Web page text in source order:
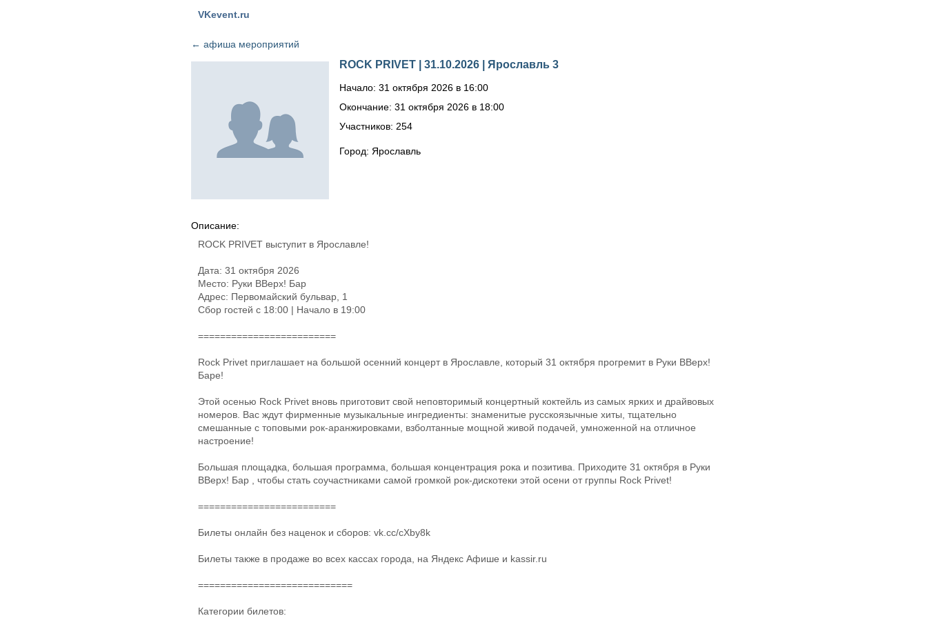
VKevent.ru
← афиша мероприятий
ROCK PRIVET | 31.10.2026 | Ярославль 3
Начало: 31 октября 2026 в 16:00
Окончание: 31 октября 2026 в 18:00
Участников: 254
Город: Ярославль
Описание:
ROCK PRIVET выступит в Ярославле!
Дата: 31 октября 2026
Место: Руки ВВерх! Бар
Адрес: Первомайский бульвар, 1
Сбор гостей с 18:00 | Начало в 19:00
=========================
Rock Privet приглашает на большой осенний концерт в Ярославле, который 31 октября прогремит в Руки ВВерх!
Баре!
Этой осенью Rock Privet вновь приготовит свой неповторимый концертный коктейль из самых ярких и драйвовых
номеров. Вас ждут фирменные музыкальные ингредиенты: знаменитые русскоязычные хиты, тщательно
смешанные с топовыми рок-аранжировками, взболтанные мощной живой подачей, умноженной на отличное
настроение!
Большая площадка, большая программа, большая концентрация рока и позитива. Приходите 31 октября в Руки
ВВерх! Бар , чтобы стать соучастниками самой громкой рок-дискотеки этой осени от группы Rock Privet!
=========================
Билеты онлайн без наценок и сборов: vk.cc/cXby8k
Билеты также в продаже во всех кассах города, на Яндекс Афише и kassir.ru
============================
Категории билетов: